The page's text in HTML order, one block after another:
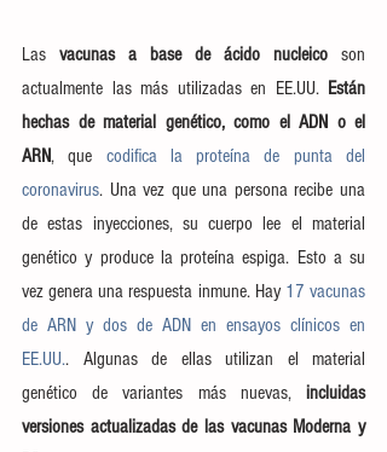
Las vacunas a base de ácido nucleico son
actualmente las más utilizadas en EE.UU. Están
hechas de material genético, como el ADN o el
ARN, que codifica la proteína de punta del
coronavirus. Una vez que una persona recibe una
de estas inyecciones, su cuerpo lee el material
genético y produce la proteína espiga. Esto a su
vez genera una respuesta inmune. Hay 17 vacunas
de ARN y dos de ADN en ensayos clínicos en
EE.UU.. Algunas de ellas utilizan el material
genético de variantes más nuevas, incluidas
versiones actualizadas de las vacunas Moderna y